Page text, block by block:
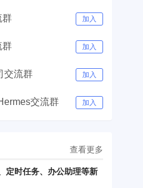
群 加入
群 加入
交流群 加入
交流群 加入
查看更多
定时任务、办公助理等新